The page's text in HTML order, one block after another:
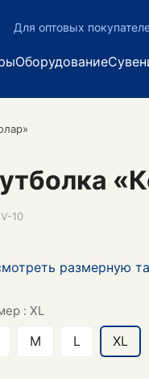
Для оптовых
Оборудование
V-10
размерную
: XL
M L XL